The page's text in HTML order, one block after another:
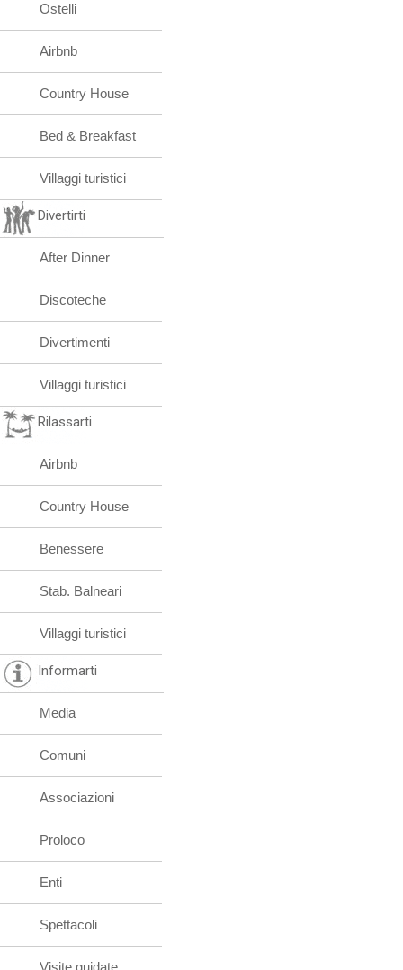
Ostelli
Airbnb
Country House
Bed & Breakfast
Villaggi turistici
Divertirti
After Dinner
Discoteche
Divertimenti
Villaggi turistici
Rilassarti
Airbnb
Country House
Benessere
Stab. Balneari
Villaggi turistici
Informarti
Media
Comuni
Associazioni
Proloco
Enti
Spettacoli
Visite guidate